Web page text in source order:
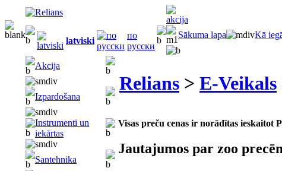
latviski
по
русски
Sākuma lapa Kā
Akcija
Izpardošana
Instrumenti un
iekārtas
Santehnika
Relians > E-Veikals
Visas preču cenas ir norādītas ieskaitot
Jautajumos par zoo